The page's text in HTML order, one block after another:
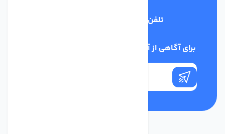
تلفن پشتیبانی
برای آگاهی از آخرین اخبار در خبرنامه ما عضو شوید